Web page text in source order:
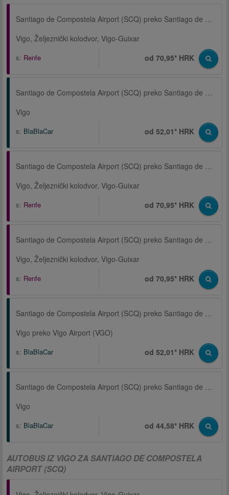
Santiago de Compostela Airport (SCQ) preko Santiago de Compostela, Željeznički kolodvor
Vigo, Željeznički kolodvor, Vigo-Guixar
s: Renfe od 70,95* HRK
Santiago de Compostela Airport (SCQ) preko Santiago de Compostela
Vigo
s: BlaBlaCar od 52,01* HRK
Santiago de Compostela Airport (SCQ) preko Santiago de Compostela, Željeznički kolodvor
Vigo, Željeznički kolodvor, Vigo-Guixar
s: Renfe od 70,95* HRK
Santiago de Compostela Airport (SCQ) preko Santiago de Compostela, Željeznički kolodvor
Vigo, Željeznički kolodvor, Vigo-Guixar
s: Renfe od 70,95* HRK
Santiago de Compostela Airport (SCQ) preko Santiago de Compostela
Vigo preko Vigo Airport (VGO)
s: BlaBlaCar od 52,01* HRK
Santiago de Compostela Airport (SCQ) preko Santiago de Compostela
Vigo
s: BlaBlaCar od 44,58* HRK
AUTOBUS IZ VIGO ZA SANTIAGO DE COMPOSTELA
AIRPORT (SCQ)